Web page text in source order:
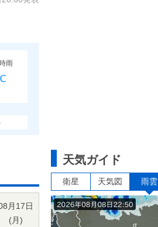
雨
月17日
(月)
天気ガイド
衛星 天気図 雨雲